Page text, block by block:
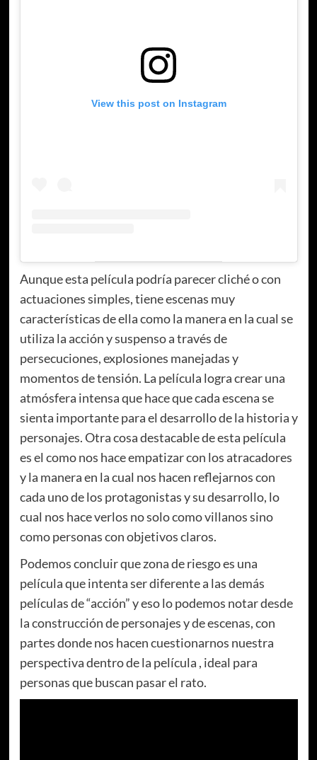
View this post on Instagram
Aunque esta película podría parecer cliché o con
actuaciones simples, tiene escenas muy
características de ella como la manera en la cual se
utiliza la acción y suspenso a través de
persecuciones, explosiones manejadas y
momentos de tensión. La película logra crear una
atmósfera intensa que hace que cada escena se
sienta importante para el desarrollo de la historia y
personajes. Otra cosa destacable de esta película
es el como nos hace empatizar con los atracadores
y la manera en la cual nos hacen reflejarnos con
cada uno de los protagonistas y su desarrollo, lo
cual nos hace verlos no solo como villanos sino
como personas con objetivos claros.
Podemos concluir que zona de riesgo es una
película que intenta ser diferente a las demás
películas de “acción” y eso lo podemos notar desde
la construcción de personajes y de escenas, con
partes donde nos hacen cuestionarnos nuestra
perspectiva dentro de la película , ideal para
personas que buscan pasar el rato.